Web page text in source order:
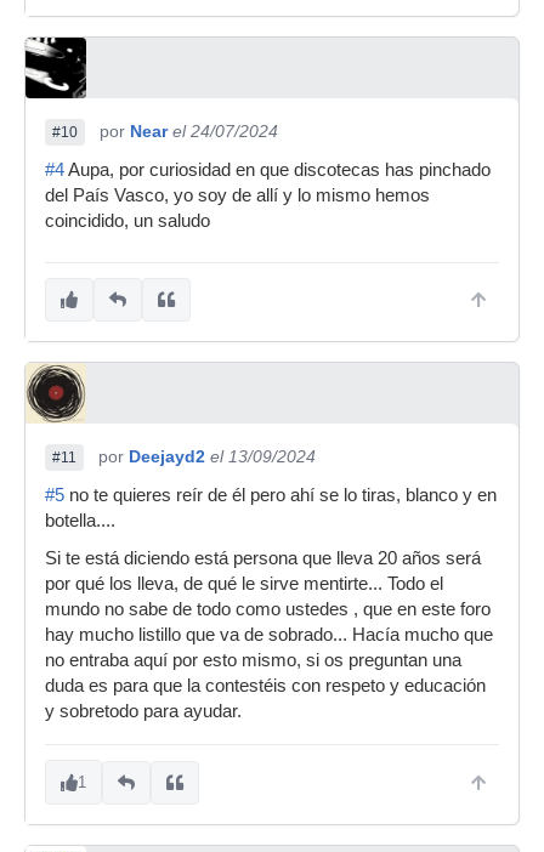
#10 por Near el 24/07/2024
#4Aupa, por curiosidad en que discotecas has pinchado
del País Vasco, yo soy de allí y lo mismo hemos
coincidido, un saludo
#11 por Deejayd2 el 13/09/2024
#5 no te quieres reír de él pero ahí se lo tiras, blanco y en
botella....
Si te está diciendo está persona que lleva 20 años será
por qué los lleva, de qué le sirve mentirte... Todo el
mundo no sabe de todo como ustedes , que en este foro
hay mucho listillo que va de sobrado... Hacía mucho que
no entraba aquí por esto mismo, si os preguntan una
duda es para que la contestéis con respeto y educación
y sobretodo para ayudar.
1